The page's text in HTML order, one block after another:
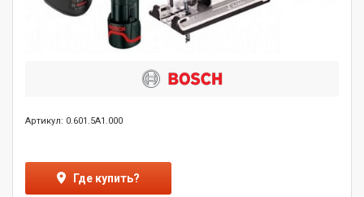
Артикул: 0.601.5A1.000
Где купить?